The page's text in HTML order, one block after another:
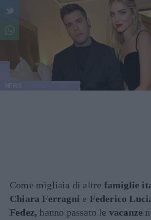
Come migliaia di altre famiglie
Chiara Ferragni e Federico
Fedez, hanno passato le vacanze